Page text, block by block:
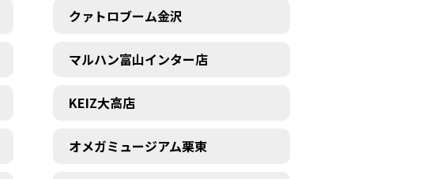
クァトロブーム金沢
マルハン富山インター店
KEIZ大高店
オメガミュージアム栗東